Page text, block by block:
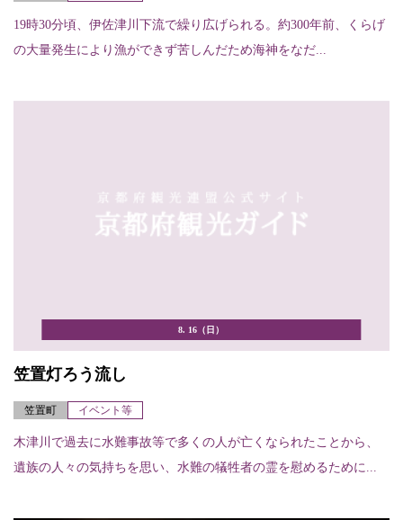
19時30分頃、伊佐津川下流で繰り広げられる。約300年前、くらげ
の大量発生により漁ができず苦しんだため海神をなだ...
8. 16（日）
笠置灯ろう流し
笠置町 イベント等
木津川で過去に水難事故等で多くの人が亡くなられたことから、
遺族の人々の気持ちを思い、水難の犠牲者の霊を慰めるために...